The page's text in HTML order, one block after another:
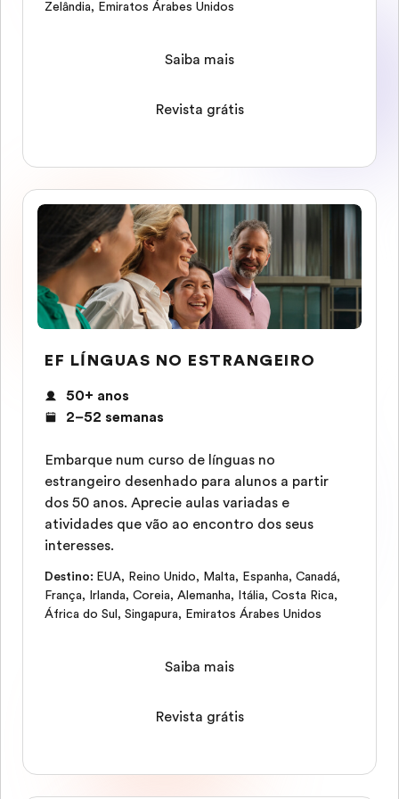
Zelândia, Emiratos Árabes Unidos
Saiba mais
Revista grátis
EF LÍNGUAS NO ESTRANGEIRO
50+ anos
2–52 semanas
Embarque num curso de línguas no
estrangeiro desenhado para alunos a partir
dos 50 anos. Aprecie aulas variadas e
atividades que vão ao encontro dos seus
interesses.
Destino: EUA, Reino Unido, Malta, Espanha, Canadá,
França, Irlanda, Coreia, Alemanha, Itália, Costa Rica,
África do Sul, Singapura, Emiratos Árabes Unidos
Saiba mais
Revista grátis